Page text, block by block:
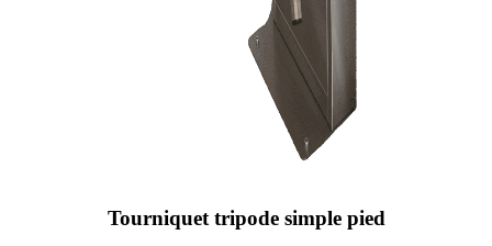
Tourniquet tripode simple pied